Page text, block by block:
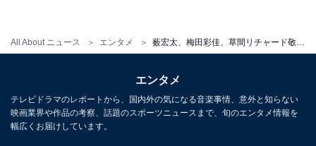
All About ニュース エンタメ
エンタメ
テレビドラマのレポートから、国内外の気になる音楽事情、意外と知らない
映画業界や作品の考察、話題のスポーツニュースまで、旬のエンタメ情報を
幅広くお届けしています。